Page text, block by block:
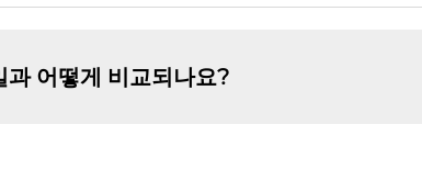
어떻게 비교되나요?